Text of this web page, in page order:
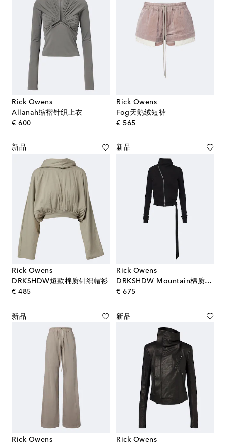
Rick Owens
Allanah缩褶针织上衣
€ 600original price
Rick Owens
Fog天鹅绒短裤
€ 565original price
新品
Rick Owens
DRKSHDW短款棉质针织帽衫
€ 485original price
新品
Rick Owens
DRKSHDW Mountain棉质拉链运动衫
€ 675original price
新品
Rick Owens
新品
Rick Owens